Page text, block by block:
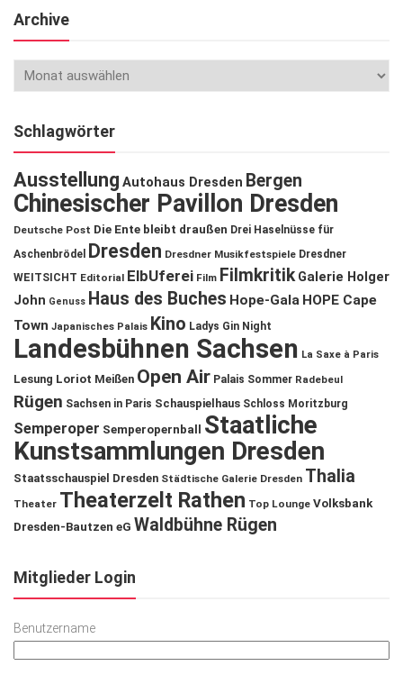
Archive
Schlagwörter
Ausstellung Autohaus Dresden Bergen
Chinesischer Pavillon Dresden
Deutsche Post Die Ente bleibt draußen Drei Haselnüsse für
Aschenbrödel
Dresden Dresdner Musikfestspiele Dresdner
WEITSICHT Editorial ElbUferei Film Filmkritik Galerie Holger
John Genuss Haus des Buches Hope-Gala HOPE Cape
Town Japanisches Palais Kino Ladys Gin Night
Landesbühnen Sachsen La Saxe à Paris
Lesung Loriot Meißen Open Air Palais Sommer Radebeul
Rügen Sachsen in Paris Schauspielhaus Schloss Moritzburg
Semperoper Semperopernball
Staatliche
Kunstsammlungen Dresden
Staatsschauspiel Dresden Städtische Galerie Dresden Thalia
Theater Theaterzelt Rathen Top Lounge Volksbank
Dresden-Bautzen eG Waldbühne Rügen
Mitglieder Login
Benutzername